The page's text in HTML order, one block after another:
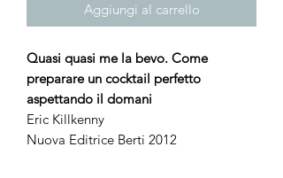
Aggiungi al carrello
Quasi quasi me la bevo. Come
preparare un cocktail perfetto
aspettando il domani
Eric Killkenny
Nuova Editrice Berti 2012